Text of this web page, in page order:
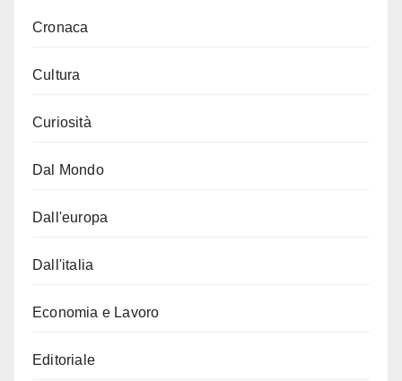
Cronaca
Cultura
Curiosità
Dal Mondo
Dall'europa
Dall'italia
Economia e Lavoro
Editoriale